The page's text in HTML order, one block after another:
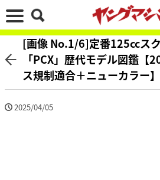
[画像 No.1/6]定番125ccス
「PCX」歴代モデル図鑑【
ス規制適合＋ニューカラー】
2025/04/05